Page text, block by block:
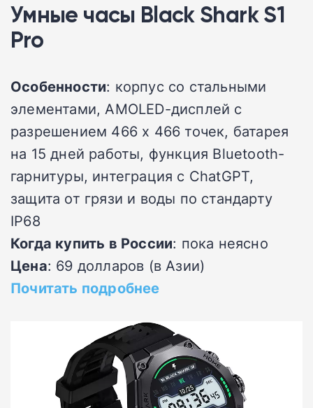
Умные часы Black Shark S1
Pro
Особенности: корпус со стальными
элементами, AMOLED-дисплей с
разрешением 466 х 466 точек, батарея
на 15 дней работы, функция Bluetooth-
гарнитуры, интеграция с ChatGPT,
защита от грязи и воды по стандарту
IP68
Когда купить в России: пока неясно
Цена: 69 долларов (в Азии)
Почитать подробнее